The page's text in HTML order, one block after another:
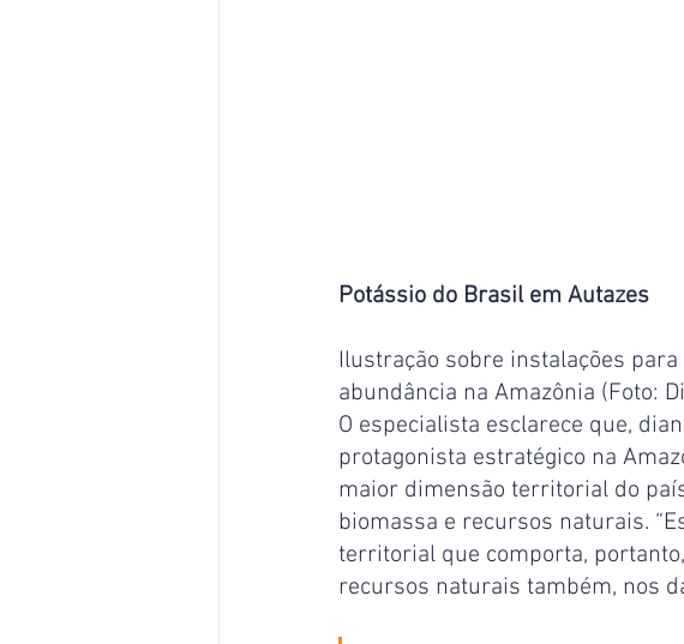
Potássio do Brasil em Autazes
Ilustração sobre instalações
abundância na Amazônia (Foto:
O especialista esclarece que,
protagonista estratégico na
maior dimensão territorial do
biomassa e recursos naturais.
territorial que comporta,
recursos naturais também, nos